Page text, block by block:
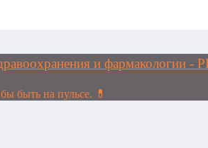
и
быть на пульсе. 💊